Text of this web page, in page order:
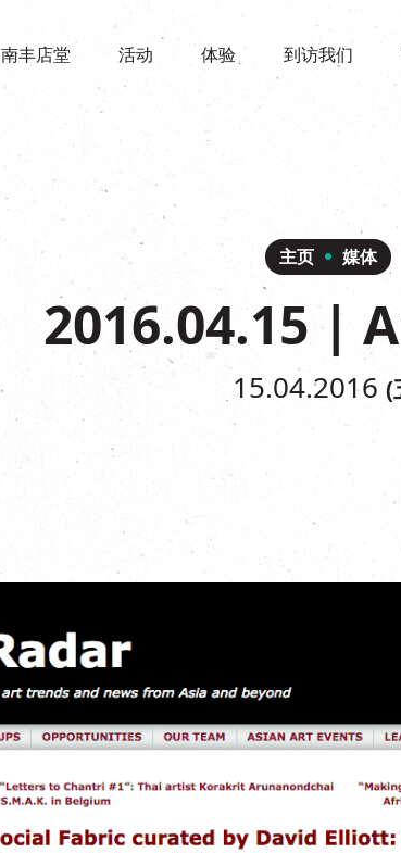
南丰店堂
商店
活动
世界之約
体验
走进南丰纱厂
CHAT六厂
到访我们
开放时间及位置
穿梭巴士服务
主页 媒体
2016.04.15 |
15.04.2016 (